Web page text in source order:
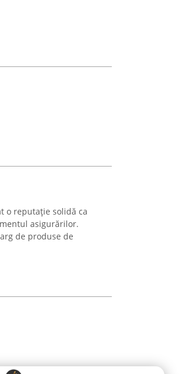
o reputație solidă ca
asigurărilor.
de produse de